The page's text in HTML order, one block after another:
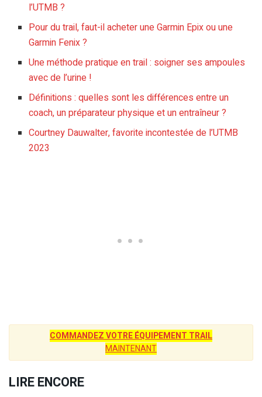
l’UTMB ?
Pour du trail, faut-il acheter une Garmin Epix ou une
Garmin Fenix ?
Une méthode pratique en trail : soigner ses ampoules
avec de l’urine !
Définitions : quelles sont les différences entre un
coach, un préparateur physique et un entraîneur ?
Courtney Dauwalter, favorite incontestée de l’UTMB
2023
COMMANDEZ VOTRE ÉQUIPEMENT TRAIL
MAINTENANT
LIRE ENCORE